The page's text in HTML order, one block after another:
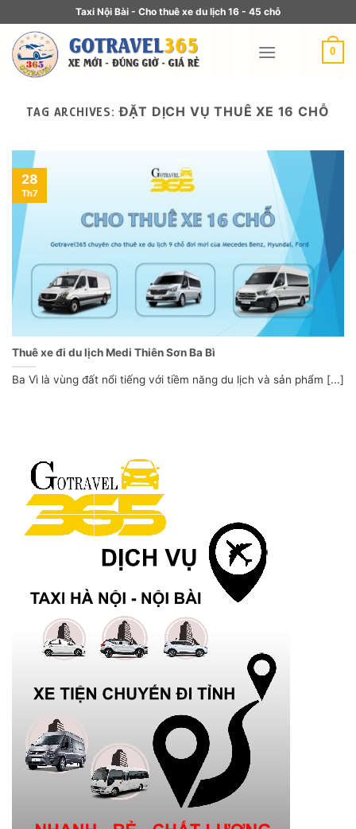
Taxi Nội Bài - Cho thuê xe du lịch 16 - 45 chỗ
0
TAG ARCHIVES:ĐẶT DỊCH VỤ THUÊ XE 16 CHỖ
Thuê xe đi du lịch Medi Thiên Sơn Ba Bì
Ba Vì là vùng đất nổi tiếng với tiềm năng du lịch và sản phẩm [...]
28
Th7